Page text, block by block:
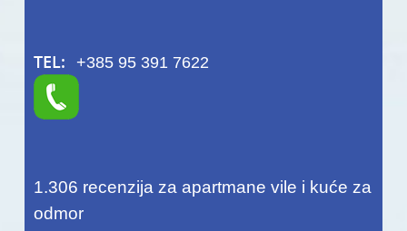
TEL: +385 95 391 7622
1.306 recenzija za apartmane vile i kuće za
odmor